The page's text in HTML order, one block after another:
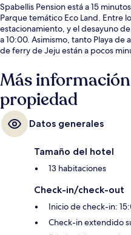
Spabellis Pension está a 15
Parque temático Eco Land. Entre
estacionamiento, y el desayuno
a 10:00. Asimismo, tanto Playa de
de ferry de Jeju están a pocos
Más
propiedad
Datos generales
Tamaño del hotel
13 habitaciones
Check-in/check-out
Inicio de check-in:
Check-in extendido